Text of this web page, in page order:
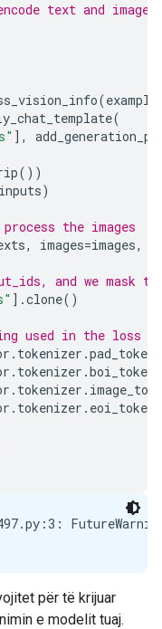
text and image
(example
(
],
())
)
the images
, images=images,
and we mask
] .clone()
used in the loss
. tokenizer .
. tokenizer .
. tokenizer .
. tokenizer .
për të krijuar
e modelit tuaj.